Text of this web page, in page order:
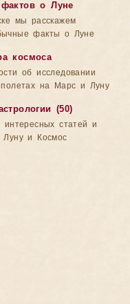
о Луне
мы расскажем
факты о Луне
космоса
об исследовании
на Марс и Луну
(50)
интересных статей и
Луну и Космос